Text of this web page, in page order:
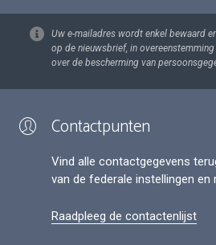
Uw e-mailadres wordt enkel bewaard
op de nieuwsbrief, in
over de bescherming van
Contactpunten
Vind alle contactgegevens
van de federale instellingen en
Raadpleeg de contactenlijst